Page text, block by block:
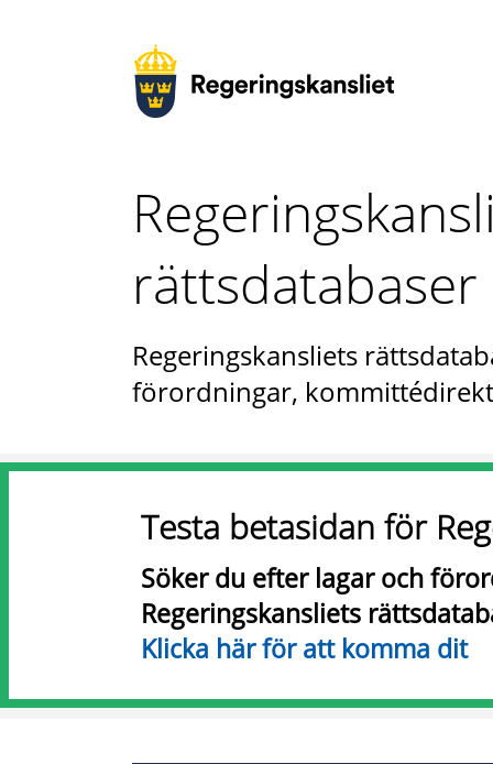
rättsdatabaser
Regeringskansliets
förordningar,
Testa betasidan för
Söker du efter lagar och
Regeringskansliets
Klicka här för att komma dit